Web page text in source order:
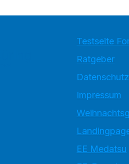
Testseite
Ratgeber
Impressum
EE Medatsu